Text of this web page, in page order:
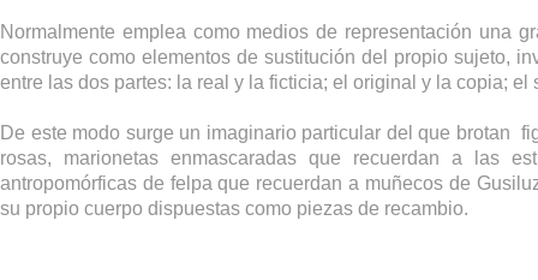
Normalmente emplea como medios de representación una
construye como elementos de sustitución del propio sujeto,
entre las dos partes: la real y la ficticia; el original y la copia; el
De este modo surge un imaginario particular del que brotan
rosas, marionetas enmascaradas que recuerdan a las
antropomórficas de felpa que recuerdan a muñecos de
su propio cuerpo dispuestas como piezas de recambio.